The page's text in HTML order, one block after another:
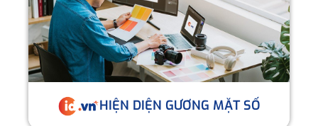
HIỆN DIỆN GƯƠNG MẶT SỐ